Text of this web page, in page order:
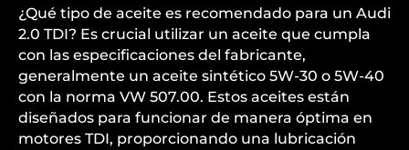
¿Qué tipo de aceite es recomendado para un Audi
2.0 TDI? Es crucial utilizar un aceite que cumpla
con las especificaciones del fabricante,
generalmente un aceite sintético 5W-30 o 5W-40
con la norma VW 507.00. Estos aceites están
diseñados para funcionar de manera óptima en
motores TDI, proporcionando una lubricación